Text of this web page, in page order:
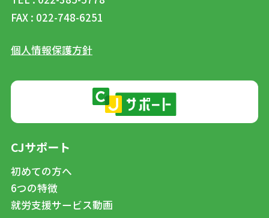
FAX : 022-748-6251
個人情報保護方針
CJサポート
初めての方へ
6つの特徴
就労支援サービス動画